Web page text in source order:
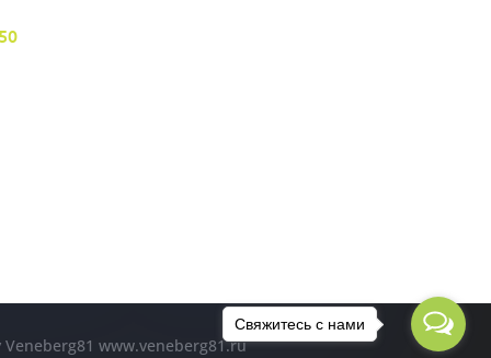
www.veneberg81.ru
Свяжитесь с нами